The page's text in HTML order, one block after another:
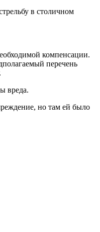
в столичном
компенсации.
перечень
вреда.
но там ей было